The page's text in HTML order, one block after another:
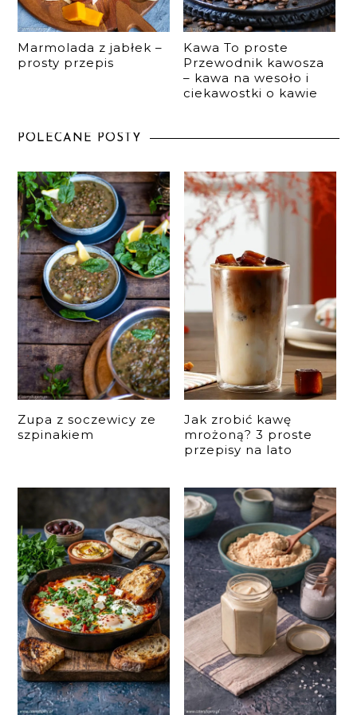
Marmolada z jabłek –
prosty przepis
Kawa To proste
Przewodnik kawosza
– kawa na wesoło i
ciekawostki o kawie
POLECANE POSTY
Zupa z soczewicy ze
szpinakiem
Jak zrobić kawę
mrożoną? 3 proste
przepisy na lato